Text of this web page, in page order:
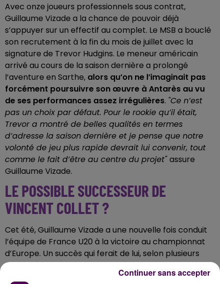
Avec onze joueurs professionnels sous contrat,
Guillaume Vizade a la chance de pouvoir déjà
s’appuyer sur un effectif au complet. Le MSB a bouclé
son recrutement à la fin du mois de juillet avec la
signature de Trevor Hudgins. Le meneur américain
arrivé au cours de la saison dernière a prolongé
l’aventure en Sarthe, alors qu’on ne l’imaginait pas
forcément poursuivre son œuvre à Antarès au vu
de ses performances assez irrégulières. "Ce n’est
pas un choix par défaut. Pour le rookie qu’il était,
Trevor a montré de belles qualités en termes
d’adresse la saison dernière et je pense que notre
volonté de jeu plus rapide devrait lui convenir, tout
comme le fait d’être au centre du projet"assure
Guillaume Vizade.
LE POSSIBLE SUCCESSEUR DE
VINCENT COLLET ?
Cet été, Guillaume Vizade a une nouvelle fois conduit
l’équipe de France U20 à la victoire au championnat
d’Europe. Un succès qui ferait de lui, selon plusieurs
sites spécialisés, un candidat sérieux au poste de
sélectionneur de l’équipe de France de basket
Continuer sans accepter